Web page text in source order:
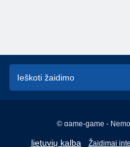
© game-game -
lietuvių kalba
English
Žaidimai